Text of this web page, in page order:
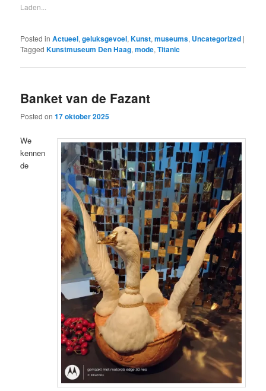
Laden...
Posted in Actueel,geluksgevoel,Kunst,museums, Uncategorized |
Tagged Kunstmuseum Den Haag,mode,Titanic
Banket van de Fazant
Posted on17 oktober 2025
We
kennen
de